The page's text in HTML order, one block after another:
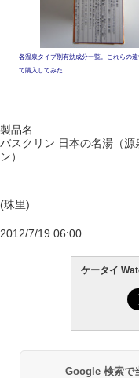
各温泉タイプ別有効成分一覧。これらの違
て購入してみた
製品名
バスクリン 日本の名湯（源
ン）
(珠里)
2012/7/19 06:00
ケータイ
Google 検索で